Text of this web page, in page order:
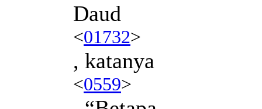
Daud
<01732>
, katanya
<0559>